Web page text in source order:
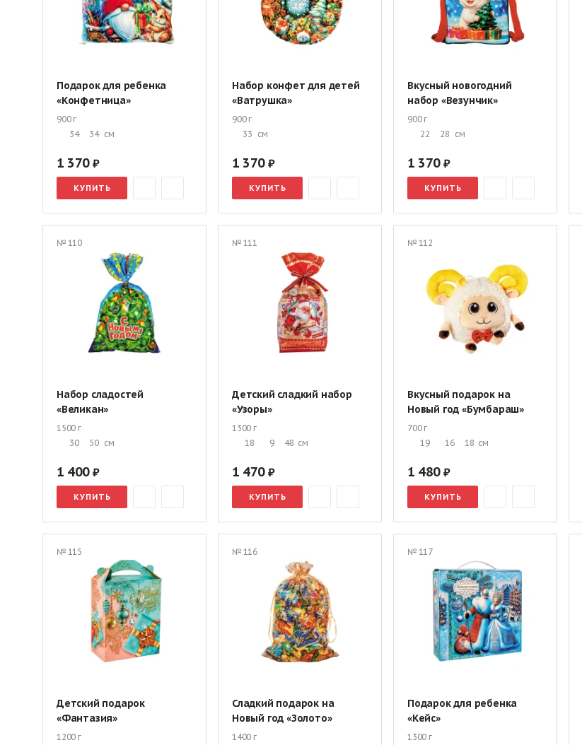
Подарок для ребенка
«Конфетница»
900 г
34
34 см
1 370
КУПИТЬ
Набор конфет для детей
«Ватрушка»
900 г
33 см
1 370
КУПИТЬ
Вкусный новогодний
набор «Везунчик»
900 г
22
28 см
1 370
КУПИТЬ
№ 110
Набор сладостей
«Великан»
1500 г
30
50 см
1 400
КУПИТЬ
№ 111
Детский сладкий набор
«Узоры»
1300 г
18
9 48 см
1 470
КУПИТЬ
№ 112
Вкусный подарок на
Новый год «Бумбараш»
700 г
19
16 18 см
1 480
КУПИТЬ
№ 115
Детский подарок
«Фантазия»
1200 г
№ 116
Сладкий подарок на
Новый год «Золото»
1400 г
№ 117
Подарок для ребенка
«Кейс»
1300 г